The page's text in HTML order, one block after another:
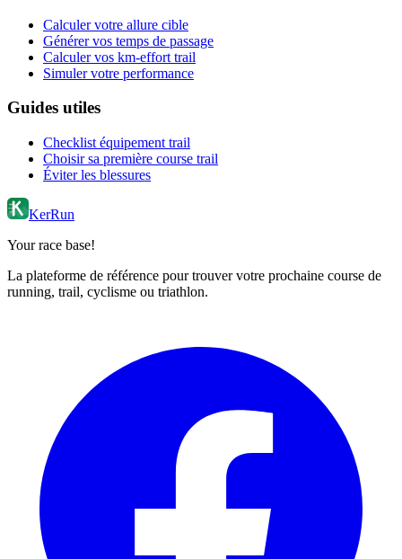
Calculer votre allure cible
Générer vos temps de passage
Calculer vos km-effort trail
Simuler votre performance
Guides utiles
Checklist équipement trail
Choisir sa première course trail
Éviter les blessures
KerRun
Your race base!
La plateforme de référence pour trouver votre prochaine course de
running, trail, cyclisme ou triathlon.